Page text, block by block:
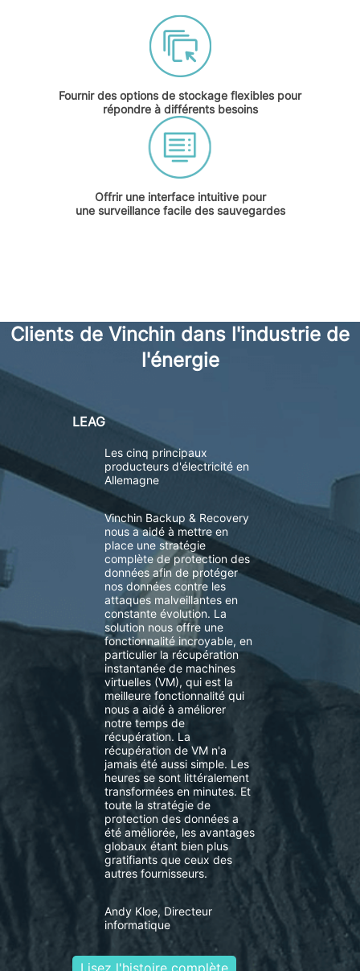
Fournir des options de stockage flexibles pour
répondre à différents besoins
Offrir une interface intuitive pour
une surveillance facile des sauvegardes
Clients de Vinchin dans l'industrie de
l'énergie
LEAG
Les cinq principaux
producteurs d'électricité en
Allemagne
Vinchin Backup & Recovery
nous a aidé à mettre en
place une stratégie
complète de protection des
données afin de protéger
nos données contre les
attaques malveillantes en
constante évolution. La
solution nous offre une
fonctionnalité incroyable, en
particulier la récupération
instantanée de machines
virtuelles (VM), qui est la
meilleure fonctionnalité qui
nous a aidé à améliorer
notre temps de
récupération. La
récupération de VM n'a
jamais été aussi simple. Les
heures se sont littéralement
transformées en minutes. Et
toute la stratégie de
protection des données a
été améliorée, les avantages
globaux étant bien plus
gratifiants que ceux des
autres fournisseurs.
Andy Kloe, Directeur
informatique
Lisez l'histoire complète